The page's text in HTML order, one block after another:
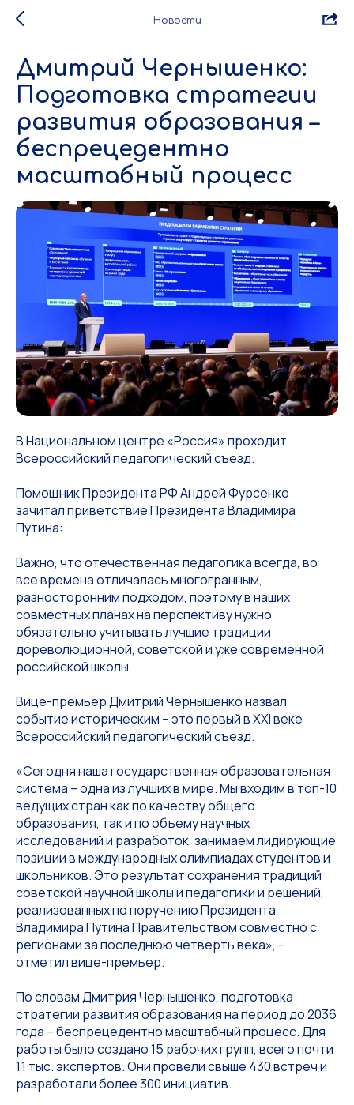
Новости
Дмитрий Чернышенко:
Подготовка стратегии
развития образования –
беспрецедентно
масштабный процесс
В Национальном центре «Россия» проходит
Всероссийский педагогический съезд.
Помощник Президента РФ Андрей Фурсенко
зачитал приветствие Президента Владимира
Путина:
Важно, что отечественная педагогика всегда, во
все времена отличалась многогранным,
разносторонним подходом, поэтому в наших
совместных планах на перспективу нужно
обязательно учитывать лучшие традиции
дореволюционной, советской и уже современной
российской школы.
Вице-премьер Дмитрий Чернышенко назвал
событие историческим – это первый в XXI веке
Всероссийский педагогический съезд.
«Сегодня наша государственная образовательная
система – одна из лучших в мире. Мы входим в топ-10
ведущих стран как по качеству общего
образования, так и по объему научных
исследований и разработок, занимаем лидирующие
позиции в международных олимпиадах студентов и
школьников. Это результат сохранения традиций
советской научной школы и педагогики и решений,
реализованных по поручению Президента
Владимира Путина Правительством совместно с
регионами за последнюю четверть века», –
отметил вице-премьер.
По словам Дмитрия Чернышенко, подготовка
стратегии развития образования на период до 2036
года – беспрецедентно масштабный процесс. Для
работы было создано 15 рабочих групп, всего почти
1,1 тыс. экспертов. Они провели свыше 430 встреч и
разработали более 300 инициатив.